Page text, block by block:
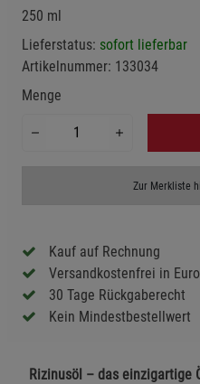
250 ml
Lieferstatus: sofort lieferbar
Artikelnummer: 133034
Menge
Zur Merkliste
Kauf auf Rechnung
Versandkostenfrei in
30 Tage Rückgaberecht
Kein Mindestbestellwert
Rizinusöl – das einzigartige